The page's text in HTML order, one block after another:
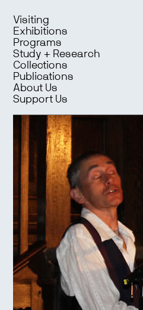
Visiting
Exhibitions
Programs
Study + Research
Collections
Publications
About Us
Support Us